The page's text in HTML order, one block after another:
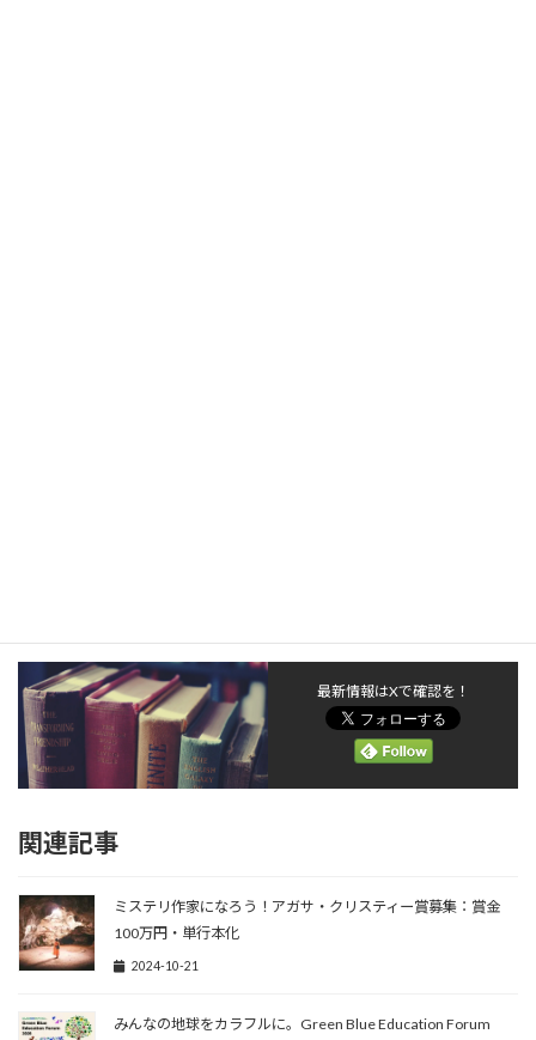
最新情報はXで確認を！
関連記事
ミステリ作家になろう！アガサ・クリスティー賞募集：賞金
100万円・単行本化
2024-10-21
みんなの地球をカラフルに。Green Blue Education Forum